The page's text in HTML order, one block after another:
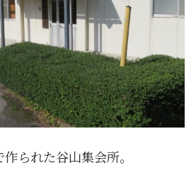
られた谷山集会所。